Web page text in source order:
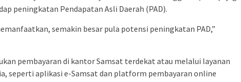
peningkatan Pendapatan Asli Daerah (PAD).
semakin besar pula potensi peningkatan PAD,”
pembayaran di kantor Samsat terdekat atau melalui layanan
seperti aplikasi e-Samsat dan platform pembayaran online